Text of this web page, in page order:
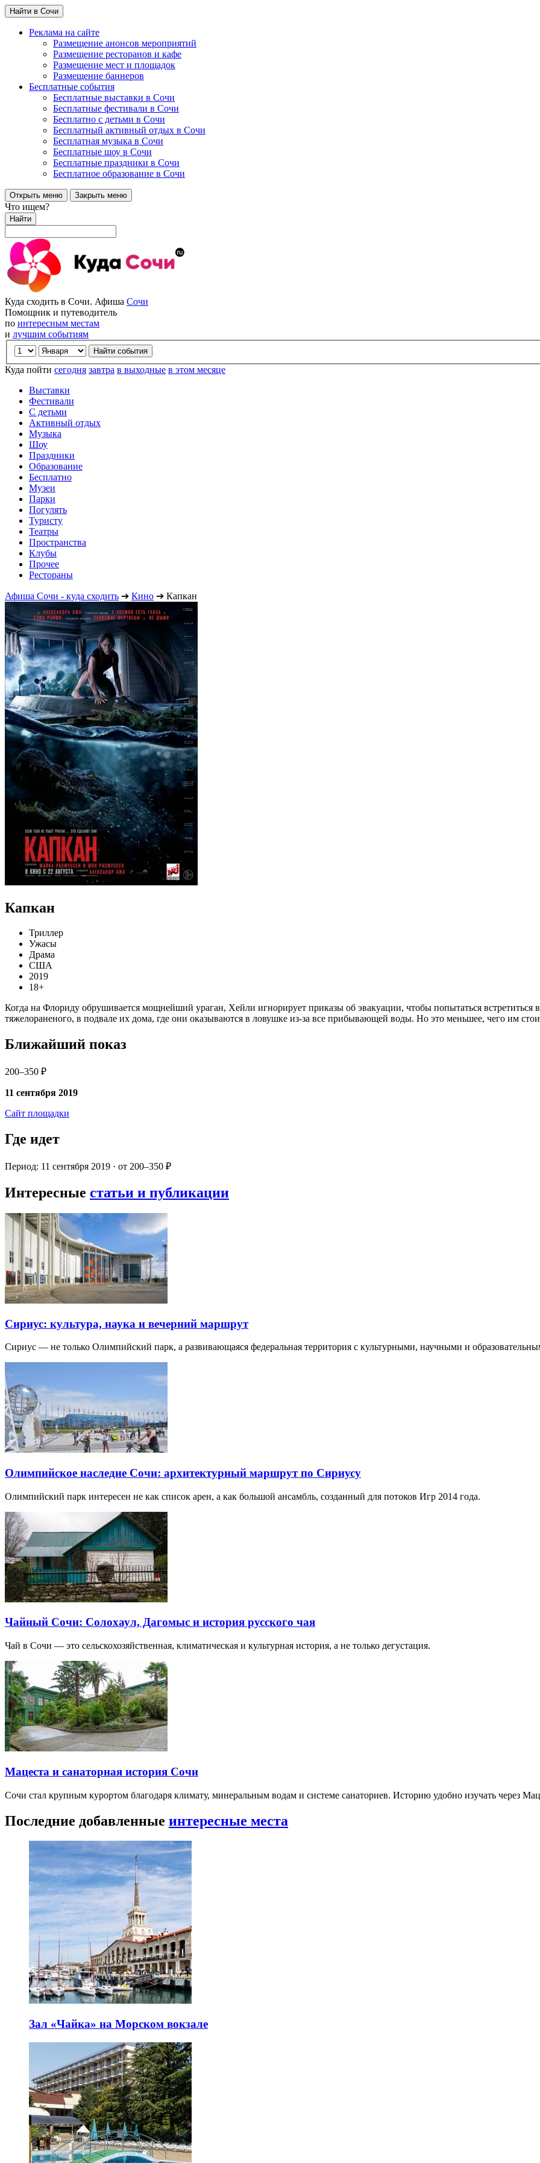
Найти в Сочи
Реклама на сайте
Размещение анонсов мероприятий
Размещение ресторанов и кафе
Размещение мест и площадок
Размещение баннеров
Бесплатные события
Бесплатные выставки в Сочи
Бесплатные фестивали в Сочи
Бесплатно с детьми в Сочи
Бесплатный активный отдых в Сочи
Бесплатная музыка в Сочи
Бесплатные шоу в Сочи
Бесплатные праздники в Сочи
Бесплатное образование в Сочи
Открыть меню Закрыть меню
Что ищем?
Найти
Куда сходить в Сочи. Афиша Сочи
Помощник и путеводитель
по интересным местам
и лучшим событиям
Куда пойти сегодня завтра в выходные в этом месяце
Выставки
Фестивали
С детьми
Активный отдых
Музыка
Шоу
Праздники
Образование
Бесплатно
Музеи
Парки
Погулять
Туристу
Театры
Пространства
Клубы
Прочее
Рестораны
Афиша Сочи - куда сходить ➔ Кино ➔ Капкан
Капкан
Триллер
Ужасы
Драма
США
2019
18+
Когда на Флориду обрушивается мощнейший ураган, Хейли игнорирует приказы об эвакуации, чтобы попытаться
тяжелораненого, в подвале их дома, где они оказываются в ловушке из-за все прибывающей воды. Но это меньшее, чего им
Ближайший показ
200–350 ₽
11 сентября 2019
Сайт площадки
Где идет
Период: 11 сентября 2019 · от 200–350 ₽
Интересные статьи и публикации
Сириус: культура, наука и вечерний маршрут
Сириус — не только Олимпийский парк, а развивающаяся федеральная территория с культурными, научными и
Олимпийское наследие Сочи: архитектурный маршрут по Сириусу
Олимпийский парк интересен не как список арен, а как большой ансамбль, созданный для потоков Игр 2014 года.
Чайный Сочи: Солохаул, Дагомыс и история русского чая
Чай в Сочи — это сельскохозяйственная, климатическая и культурная история, а не только дегустация.
Мацеста и санаторная история Сочи
Сочи стал крупным курортом благодаря климату, минеральным водам и системе санаториев. Историю удобно изучать через
Последние добавленные интересные места
Зал «Чайка» на Морском вокзале